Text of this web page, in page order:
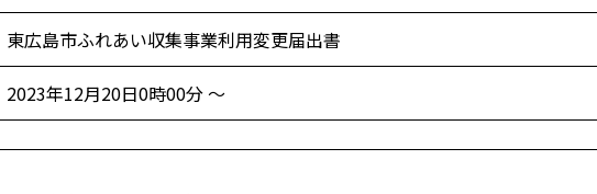
東広島市ふれあい収集事業利用変更届出書
2023年12月20日0時00分 ～